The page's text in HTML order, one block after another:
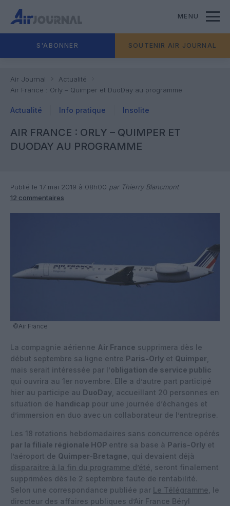
MENU
S'ABONNER SOUTENIR AIR JOURNAL
Air Journal
Actualité
Air France : Orly – Quimper et DuoDay au programme
Actualité Info pratique Insolite
AIR FRANCE : ORLY – QUIMPER ET
DUODAY AU PROGRAMME
Publié le 17 mai 2019 à 08h00 par Thierry Blancmont
12 commentaires
©Air France
La compagnie aérienne Air France supprimera dès le
début septembre sa ligne entre Paris-Orly et Quimper
mais serait intéressée par l’obligation de service public
qui ouvrira au 1er novembre. Elle a d’autre part participé
hier au participe au DuoDay , accueillant 20 personnes en
situation de handicap pour une journée d’échanges et
d’immersion en duo avec un collaborateur de l’entreprise.
Les 18 rotations hebdomadaires sans concurrence opérés
par la filiale régionale HOP entre sa base à Paris-Orly et
l’aéroport de Quimper-Bretagne , qui devaient déjà
disparaitre à la fin du programme d’été , seront finalement
supprimées dès le 2 septembre faute de rentabilité.
Selon une correspondance publiée par Le Télégramme , le
directeur des affaires publiques d’Air France Béryl